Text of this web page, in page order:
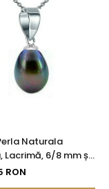
Naturala
Lacrimă, 6/8 mm și
(aur 585) |
RON